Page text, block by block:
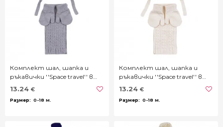
Комплект шал, шапка и
ръкавички ''Space travel'' в
сиво
13.24 €
0-18 м.
Комплект шал, шапка и
ръкавички ''Space travel'' в
крем
13.24 €
0-18 м.